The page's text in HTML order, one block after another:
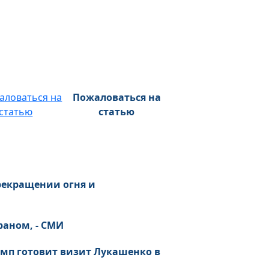
Пожаловаться на
статью
огня и
- СМИ
готовит визит Лукашенко в